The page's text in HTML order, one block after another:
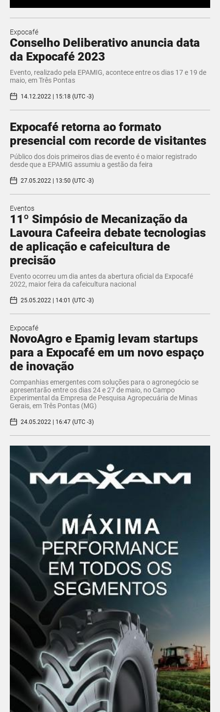
Expocafé
Conselho Deliberativo anuncia data
da Expocafé 2023
Evento, realizado pela EPAMIG, acontece entre os dias 17 e 19 de
maio, em Três Pontas
14.12.2022 | 15:18 (UTC -3)
Expocafé retorna ao formato
presencial com recorde de visitantes
Público dos dois primeiros dias de evento é o maior registrado
desde que a EPAMIG assumiu a gestão da feira
27.05.2022 | 13:50 (UTC -3)
Eventos
11º Simpósio de Mecanização da
Lavoura Cafeeira debate tecnologias
de aplicação e cafeicultura de
precisão
Evento ocorreu um dia antes da abertura oficial da Expocafé
2022, maior feira da cafeicultura nacional
25.05.2022 | 14:01 (UTC -3)
Expocafé
NovoAgro e Epamig levam startups
para a Expocafé em um novo espaço
de inovação
Companhias emergentes com soluções para o agronegócio se
apresentarão entre os dias 24 e 27 de maio, no Campo
Experimental da Empresa de Pesquisa Agropecuária de Minas
Gerais, em Três Pontas (MG)
24.05.2022 | 16:47 (UTC -3)